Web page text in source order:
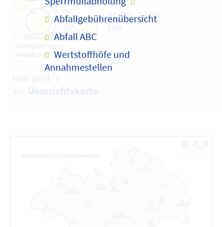
Abfallgebührenübersicht
Abfall ABC
Wertstoffhöfe und
Annahmestellen
Hier geht´s
zur Übersichtskarte
10:00 - 13:00
Uhr